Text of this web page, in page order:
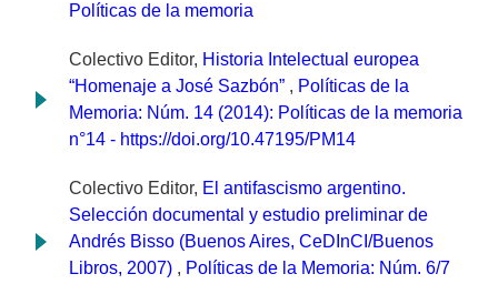
Políticas de la memoria
Colectivo Editor, Historia Intelectual europea
“Homenaje a José Sazbón” , Políticas de la
Memoria: Núm. 14 (2014): Políticas de la memoria
n°14 - https://doi.org/10.47195/PM14
Colectivo Editor, El antifascismo argentino.
Selección documental y estudio preliminar de
Andrés Bisso (Buenos Aires, CeDInCI/Buenos
Libros, 2007) , Políticas de la Memoria: Núm. 6/7